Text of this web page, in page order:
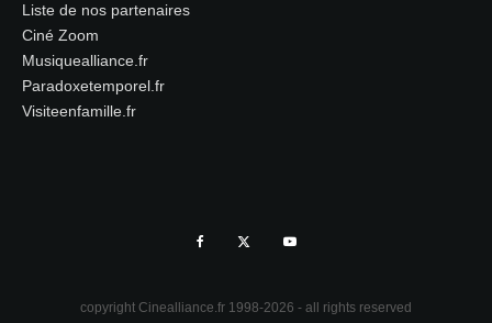
Liste de nos partenaires
Ciné Zoom
Musiquealliance.fr
Paradoxetemporel.fr
Visiteenfamille.fr
copyright Cinealliance.fr 1998-2026 - all rights reserved